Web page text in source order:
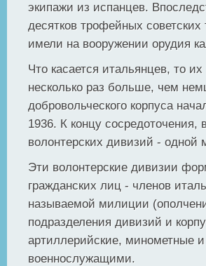
экипажи из испанцев.
десятков трофейных
имели на вооружении орудия
Что касается итальянцев, то
несколько раз больше, чем
добровольческого корпуса
1936. К концу сосредоточения,
волонтерских дивизий - одной
Эти волонтерские дивизии
гражданских лиц - членов
называемой милиции
подразделения дивизий и
артиллерийские, минометные
военнослужащими.